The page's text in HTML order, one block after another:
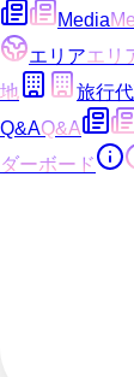
Media
エリアエリ
地
旅行
Q&AQ&A
ダーボード